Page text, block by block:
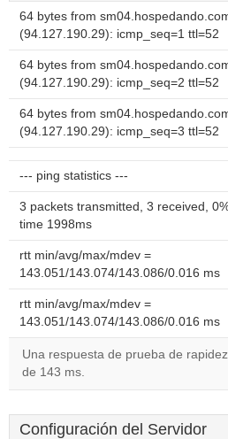
64 bytes from
(94.127.190.29): icmp_seq=1 ttl=52
64 bytes from
(94.127.190.29): icmp_seq=2 ttl=52
64 bytes from
(94.127.190.29): icmp_seq=3 ttl=52
--- ping statistics ---
3 packets transmitted, 3 received,
time 1998ms
rtt min/avg/max/mdev =
143.051/143.074/143.086/0.016 ms
rtt min/avg/max/mdev =
143.051/143.074/143.086/0.016 ms
Una respuesta de prueba de
de 143 ms.
Configuración del Servidor